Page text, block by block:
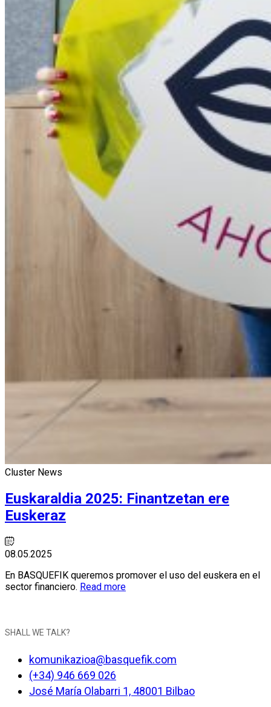
Cluster News
Euskaraldia 2025: Finantzetan ere
Euskeraz
08.05.2025
En BASQUEFIK queremos promover el uso del euskera en el
sector financiero. Read more
SHALL WE TALK?
komunikazioa@basquefik.com
(+34) 946 669 026
José María Olabarri 1, 48001 Bilbao